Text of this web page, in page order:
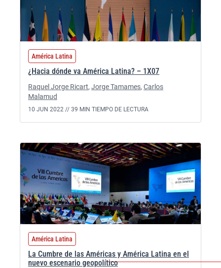
América Latina
¿Hacia dónde va América Latina? – 1X07
Raquel Jorge Ricart, Jorge Tamames, Carlos
Malamud
10 JUN 2022 // 39 MIN TIEMPO DE LECTURA
América Latina
La Cumbre de las Américas y América Latina en el
nuevo escenario geopolítico